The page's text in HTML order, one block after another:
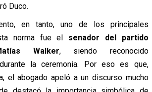
Duco.
en tanto, uno de los principales
norma fue el senador del partido
Walker, siendo reconocido
la ceremonia. Por eso es que,
el abogado apeló a un discurso mucho